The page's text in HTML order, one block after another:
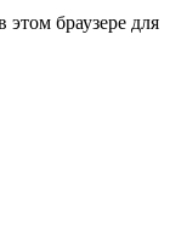
браузере для